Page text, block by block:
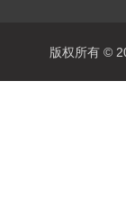
版权所有 ©